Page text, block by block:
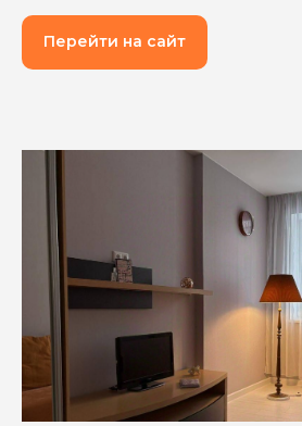
Перейти на сайт